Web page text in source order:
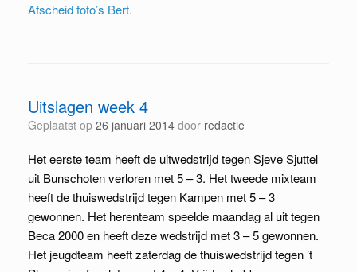
Afscheid foto’s Bert.
Uitslagen week 4
Geplaatst op 26 januari 2014 door redactie
Het eerste team heeft de uitwedstrijd tegen Sjeve Sjuttel
uit Bunschoten verloren met 5 – 3. Het tweede mixteam
heeft de thuiswedstrijd tegen Kampen met 5 – 3
gewonnen. Het herenteam speelde maandag al uit tegen
Beca 2000 en heeft deze wedstrijd met 3 – 5 gewonnen.
Het jeugdteam heeft zaterdag de thuiswedstrijd tegen ’t